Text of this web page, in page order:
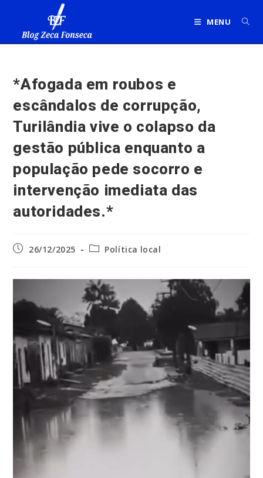
MENU
*Afogada em roubos e
escândalos de corrupção,
Turilândia vive o colapso da
gestão pública enquanto a
população pede socorro e
intervenção imediata das
autoridades.*
Post26/12/2025
Categoria
Política local